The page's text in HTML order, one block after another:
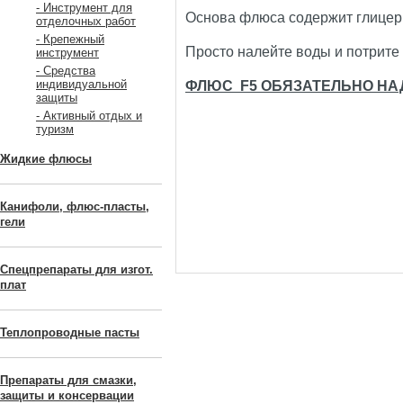
- Инструмент для
отделочных работ
- Крепежный
инструмент
- Средства
индивидуальной
защиты
- Активный отдых и
туризм
Жидкие флюсы
Канифоли, флюс-пласты,
гели
Спецпрепараты для изгот.
плат
Теплопроводные пасты
Препараты для смазки,
защиты и консервации
Основа флюса содержит
Просто налейте воды и
ФЛЮС F5 ОБЯЗАТЕЛЬНО